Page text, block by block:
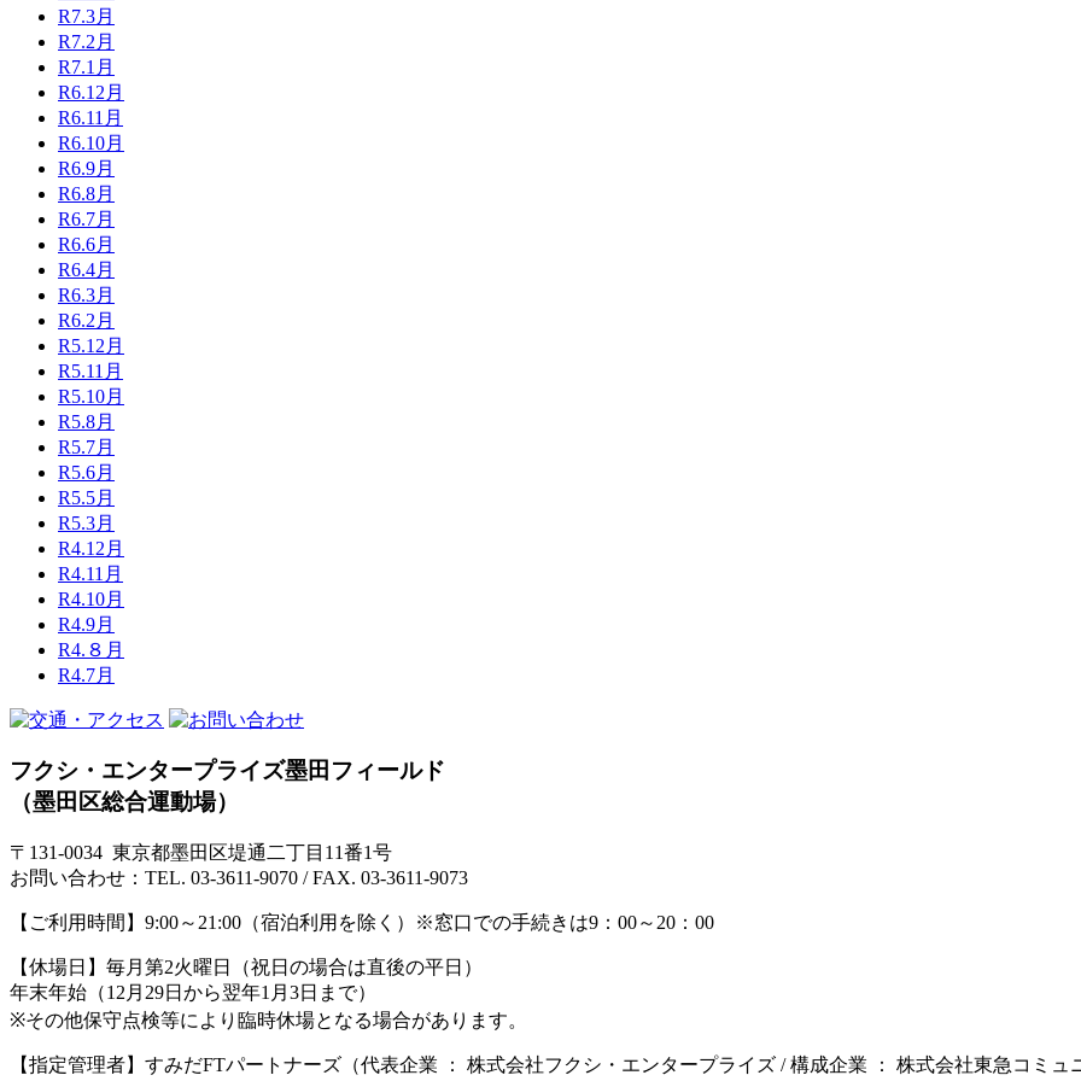
R7.3月
R7.2月
R7.1月
R6.12月
R6.11月
R6.10月
R6.9月
R6.8月
R6.7月
R6.6月
R6.4月
R6.3月
R6.2月
R5.12月
R5.11月
R5.10月
R5.8月
R5.7月
R5.6月
R5.5月
R5.3月
R4.12月
R4.11月
R4.10月
R4.9月
R4.８月
R4.7月
フクシ・エンタープライズ墨田フィールド
（墨田区総合運動場）
〒131-0034 東京都墨田区堤通二丁目11番1号
お問い合わせ：TEL. 03-3611-9070 / FAX. 03-3611-9073
【ご利用時間】 9:00～21:00（宿泊利用を除く）※窓口での手続きは9：00～20：00
【休場日】 毎月第2火曜日（祝日の場合は直後の平日）
年末年始（12月29日から翌年1月3日まで）
※その他保守点検等により臨時休場となる場合があります。
【指定管理者】 すみだFTパートナーズ（代表企業 ： 株式会社フクシ・エンタープライズ / 構成企業 ： 株式会社東急コミュ